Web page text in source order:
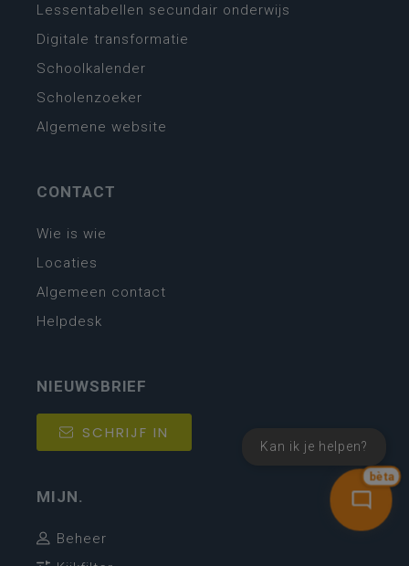
bèta
Kan ik je helpen?
Lessentabellen secundair onderwijs
Digitale transformatie
Schoolkalender
Scholenzoeker
Algemene website
CONTACT
Wie is wie
Locaties
Algemeen contact
Helpdesk
NIEUWSBRIEF
SCHRIJF IN
MIJN.
Beheer